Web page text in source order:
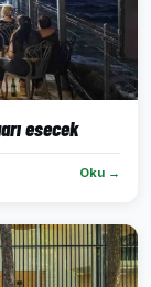
esecek
Oku →